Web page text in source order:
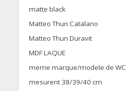
matte black
Matteo Thun Catalano
Matteo Thun Duravit
MDF LAQUE
meme marque/modele de WC
mesurent 38/39/40 cm